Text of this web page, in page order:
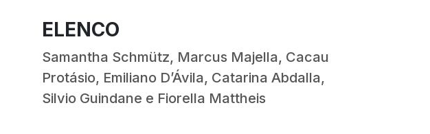
ELENCO
Samantha Schmütz, Marcus Majella, Cacau
Protásio, Emiliano D’Ávila, Catarina Abdalla,
Silvio Guindane e Fiorella Mattheis